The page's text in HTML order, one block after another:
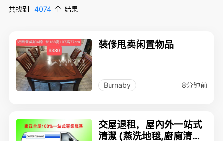
共找到 4074 个 结果
装修甩卖闲置物品
Burnaby 8分钟前
交屋退租，屋內外一站式
清潔 (蒸洗地毯,廚廁清潔,